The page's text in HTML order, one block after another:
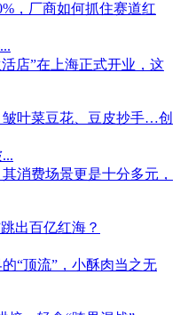
店”在上海正式开业，这
消费场景更是十分多元，
“顶流”，小酥肉当之无